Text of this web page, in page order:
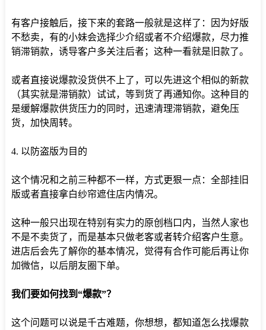
有客户接触后，接下来的套路一般就是这样了：因为好版
不愁卖，有的小妹会选择少介绍或者不介绍爆款，尽力推
销滞销款，诱导客户多关注后者；这种一看就是旧款了。
或者直接说爆款没货供不上了，可以先进这个相似的新款
（其实就是滞销款）试试，等到货了再通知你。这种目的
是缓解爆款供货压力的同时，迅速清理滞销款，避免压
货，加快周转。
4. 以防盗版为目的
这个情况和之前三种都不一样，方式更狠一点：全部挂旧
版或者直接拿白纱帘遮住店内情况。
这种一般只出现在特别有实力的原创档口内，当然人家也
不是不卖货了，而是基本只做老客或者转介绍客户生意。
进店后会先了解你的基本情况，觉得有合作可能后再让你
加微信，以后朋友圈下单。
我们要如何找到“爆款”？
这个问题可以说是千古难题，你想想，都知道怎么找爆款